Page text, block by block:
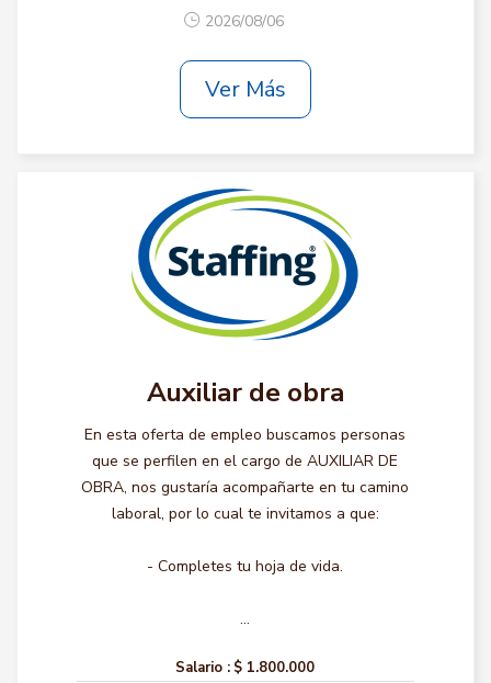
2026/08/06
Ver Más
Auxiliar de obra
En esta oferta de empleo buscamos personas
que se perfilen en el cargo de AUXILIAR DE
OBRA, nos gustaría acompañarte en tu camino
laboral, por lo cual te invitamos a que:
- Completes tu hoja de vida.
...
Salario : $ 1.800.000